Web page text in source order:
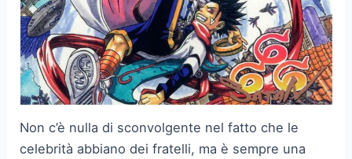
Non c’è nulla di sconvolgente nel fatto che le
celebrità abbiano dei fratelli, ma è sempre una